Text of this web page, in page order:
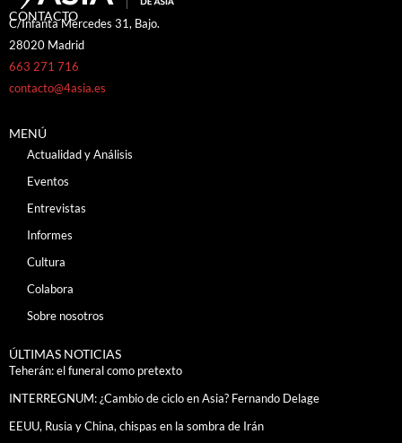
CONTACTO
C/Infanta Mercedes 31, Bajo.
28020 Madrid
663 271 716
contacto@4asia.es
MENÚ
Actualidad y Análisis
Eventos
Entrevistas
Informes
Cultura
Colabora
Sobre nosotros
ÚLTIMAS NOTICIAS
Teherán: el funeral como pretexto
INTERREGNUM: ¿Cambio de ciclo en Asia? Fernando Delage
EEUU, Rusia y China, chispas en la sombra de Irán